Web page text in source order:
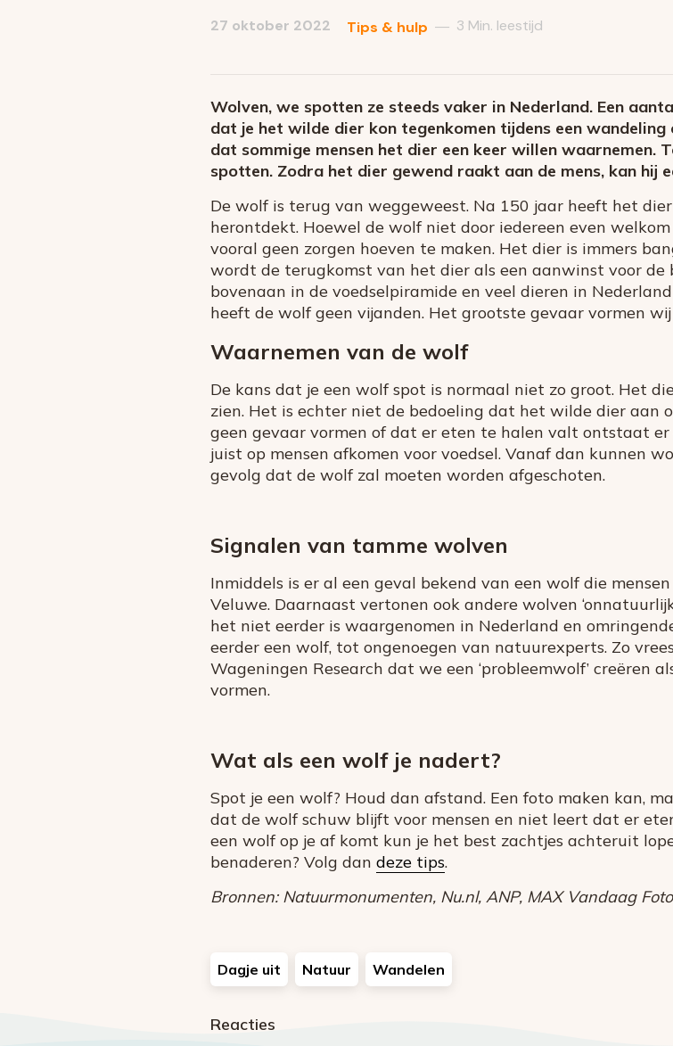
mail
27 oktober 2022 Tips & hulp — 3 Min. leestijd
Wolven, we spotten ze steeds vaker in Nederland. Een
dat je het wilde dier kon tegenkomen tijdens een
dat sommige mensen het dier een keer willen waarnemen.
spotten. Zodra het dier gewend raakt aan de mens, kan hij
De wolf is terug van weggeweest. Na 150 jaar heeft het
herontdekt. Hoewel de wolf niet door iedereen even
vooral geen zorgen hoeven te maken. Het dier is immers
wordt de terugkomst van het dier als een aanwinst voor
bovenaan in de voedselpiramide en veel dieren in
heeft de wolf geen vijanden. Het grootste gevaar vormen wij
Waarnemen van de wolf
De kans dat je een wolf spot is normaal niet zo groot. Het
zien. Het is echter niet de bedoeling dat het wilde dier aan
geen gevaar vormen of dat er eten te halen valt ontstaat
juist op mensen afkomen voor voedsel. Vanaf dan kunnen
gevolg dat de wolf zal moeten worden afgeschoten.
Signalen van tamme wolven
Inmiddels is er al een geval bekend van een wolf die
Veluwe. Daarnaast vertonen ook andere wolven
het niet eerder is waargenomen in Nederland en
eerder een wolf, tot ongenoegen van natuurexperts. Zo
Wageningen Research dat we een ‘probleemwolf’ creëren
vormen.
Wat als een wolf je nadert?
Spot je een wolf? Houd dan afstand. Een foto maken kan,
dat de wolf schuw blijft voor mensen en niet leert dat er
een wolf op je af komt kun je het best zachtjes achteruit
benaderen? Volg dan deze tips.
Bronnen: Natuurmonumenten, Nu.nl, ANP, MAX Vandaag
Dagje uit Natuur Wandelen
Reacties